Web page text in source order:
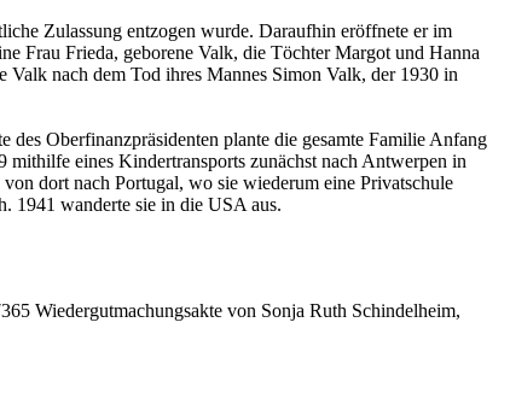
Zulassung entzogen wurde. Daraufhin eröffnete er im
Frau Frieda, geborene Valk, die Töchter Margot und Hanna
nach dem Tod ihres Mannes Simon Valk, der 1930 in
Oberfinanzpräsidenten plante die gesamte Familie Anfang
eines Kindertransports zunächst nach Antwerpen in
dort nach Portugal, wo sie wiederum eine Privatschule
1941 wanderte sie in die USA aus.
Wiedergutmachungsakte von Sonja Ruth Schindelheim,